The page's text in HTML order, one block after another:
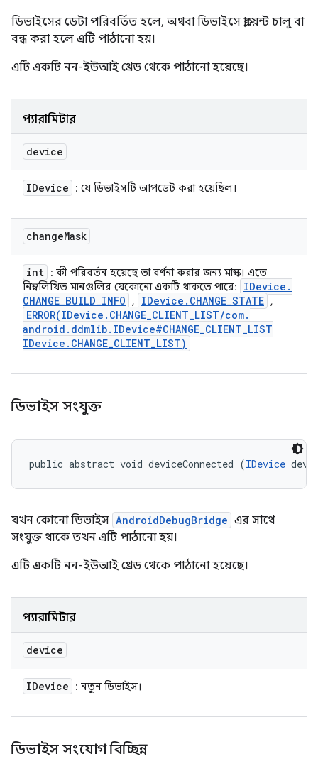
ডিভাইসের ডেটা পরিবর্তিত হলে, অথবা ডিভাইসে ক্লায়েন্ট চালু বা
বন্ধ করা হলে এটি পাঠানো হয়।
এটি একটি নন-ইউআই থ্রেড থেকে পাঠানো হয়েছে।
প্যারামিটার
device
IDevice : যে ডিভাইসটি আপডেট করা হয়েছিল।
changeMask
int : কী পরিবর্তন হয়েছে তা বর্ণনা করার জন্য মাস্ক। এতে
নিম্নলিখিত মানগুলির যেকোনো একটি থাকতে পারে:
IDevice .
CHANGE_BUILD_INFO , IDevice . CHANGE_STATE ,
ERROR(IDevice . CHANGE_CLIENT_LIST/com.
android . ddmlib. IDevice#CHANGE_CLIENT_LIST
IDevice . CHANGE_CLIENT_LIST)
ডিভাইস সংযুক্ত
public abstract void deviceConnected (IDevice
যখন কোনো ডিভাইস AndroidDebugBridge এর সাথে
সংযুক্ত থাকে তখন এটি পাঠানো হয়।
এটি একটি নন-ইউআই থ্রেড থেকে পাঠানো হয়েছে।
প্যারামিটার
device
IDevice : নতুন ডিভাইস।
ডিভাইস সংযোগ বিচ্ছিন্ন